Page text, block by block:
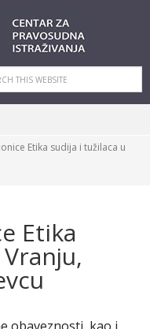
Etika sudija i tužilaca u
Etika